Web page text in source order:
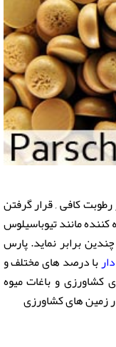
کافی , قرار گرفتن
مانند تیوباسیلوس
برابر نماید. پارس
با درصد های مختلف و
کشاورزی و باغات میوه